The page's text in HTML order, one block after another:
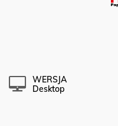
WERSJA
Desktop